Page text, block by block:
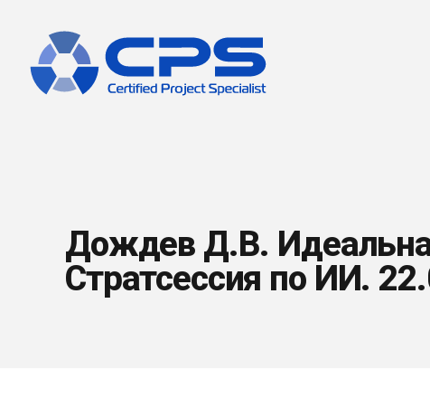
Дождев Д.В.
Стратсессия по ИИ.